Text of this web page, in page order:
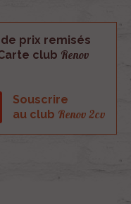
prix remisés
club Renov
Souscrire
au club Renov 2cv